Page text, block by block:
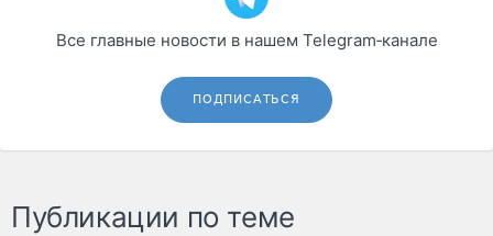
Все главные новости в нашем Telegram‑канале
ПОДПИСАТЬСЯ
Публикации по теме